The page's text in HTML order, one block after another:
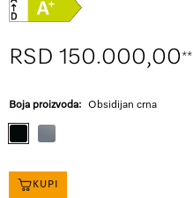
RSD 150.000,00**
Boja proizvoda: Obsidijan crna
KUPI